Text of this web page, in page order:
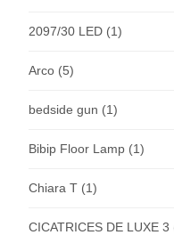
2097/30 LED (1)
Arco (5)
bedside gun (1)
Bibip Floor Lamp (1)
Chiara T (1)
CICATRICES DE LUXE 3